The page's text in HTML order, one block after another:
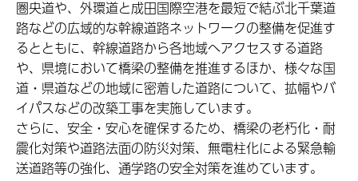
圏央道や、外環道と成田国際空港を最短で結ぶ北千葉道
路などの広域的な幹線道路ネットワークの整備を促進す
るとともに、幹線道路から各地域へアクセスする道路
や、県境において橋梁の整備を推進するほか、様々な国
道・県道などの地域に密着した道路について、拡幅やバ
イパスなどの改築工事を実施しています。
さらに、安全・安心を確保するため、橋梁の老朽化・耐
震化対策や道路法面の防災対策、無電柱化による緊急輸
送道路等の強化、通学路の安全対策を進めています。